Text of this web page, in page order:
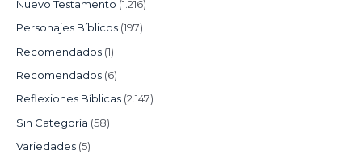
Nuevo Testamento (1.216)
Personajes Bíblicos (197)
Recomendados (1)
Recomendados (6)
Reflexiones Bíblicas (2.147)
Sin Categoría (58)
Variedades (5)